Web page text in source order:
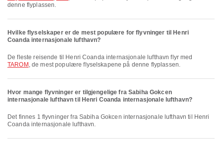
denne flyplassen.
Hvilke flyselskaper er de mest populære for flyvninger til Henri
Coanda internasjonale lufthavn?
De fleste reisende til Henri Coanda internasjonale lufthavn flyr med
TAROM , de mest populære flyselskapene på denne flyplassen.
Hvor mange flyvninger er tilgjengelige fra Sabiha Gokcen
internasjonale lufthavn til Henri Coanda internasjonale lufthavn?
Det finnes 1 flyvninger fra Sabiha Gokcen internasjonale lufthavn til Henri
Coanda internasjonale lufthavn.